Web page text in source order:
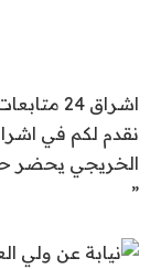
اشراق 24 متابعات عالمية:
الخريجي يحضر
”